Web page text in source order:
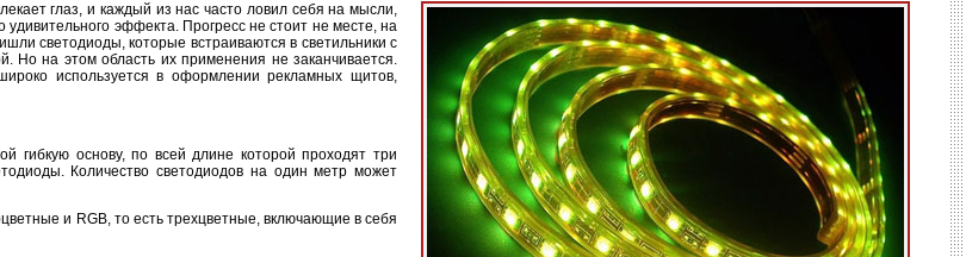
глаз, и каждый из нас часто ловил себя на мысли,
удивительного эффекта. Прогресс не стоит не месте, на
светодиоды, которые встраиваются в светильники с
на этом область их применения не заканчивается.
используется в оформлении рекламных щитов,
гибкую основу, по всей длине которой проходят три
Количество светодиодов на один метр может
и RGB, то есть трехцветные, включающие в себя